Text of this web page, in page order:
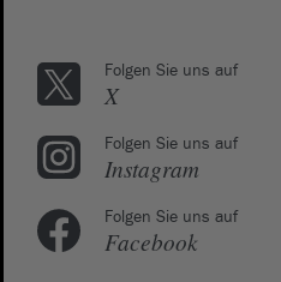
Folgen Sie uns auf
X
Folgen Sie uns auf
Instagram
Folgen Sie uns auf
Facebook